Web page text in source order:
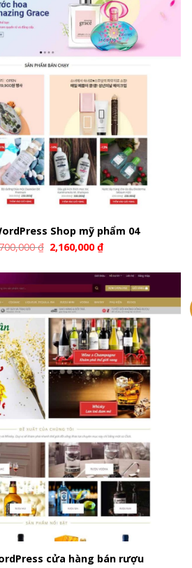
Shop mỹ phẩm 04
₫ 2,160,000₫
cửa hàng bán rượu